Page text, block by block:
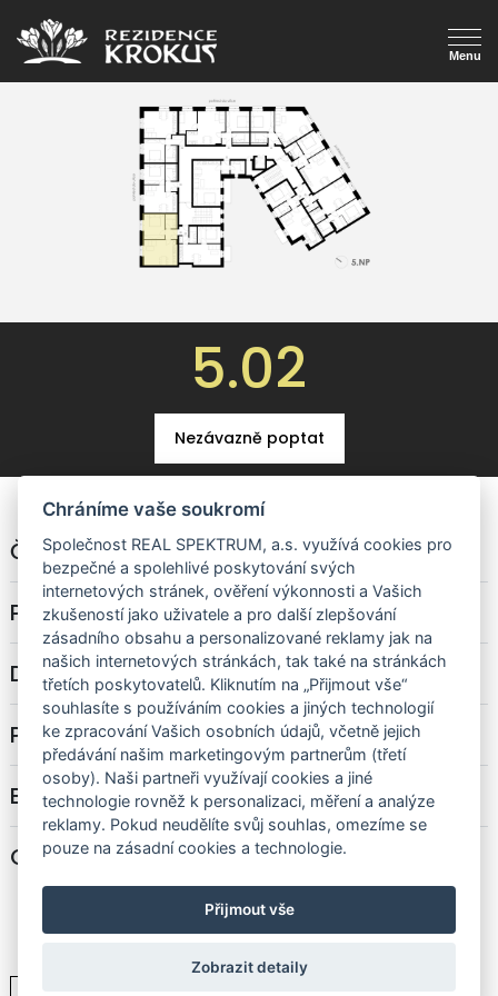
5.02
Nezávazně poptat
Č. bytu
5.02
Podlaží
5. NP
Dispozice
2+kk
Podlahová plocha
43,9 m²
Balkón/terasa
-
Cena
-
Chráníme vaše soukromí
Společnost REAL SPEKTRUM, a.s. využívá cookies pro
bezpečné a spolehlivé poskytování svých
internetových stránek, ověření výkonnosti a Vašich
zkušeností jako uživatele a pro další zlepšování
zásadního obsahu a personalizované reklamy jak na
našich internetových stránkách, tak také na stránkách
třetích poskytovatelů. Kliknutím na „Přijmout vše“
souhlasíte s používáním cookies a jiných technologií
ke zpracování Vašich osobních údajů, včetně jejich
předávání našim marketingovým partnerům (třetí
osoby). Naši partneři využívají cookies a jiné
technologie rovněž k personalizaci, měření a analýze
reklamy. Pokud neudělíte svůj souhlas, omezíme se
pouze na zásadní cookies a technologie.
Přijmout vše
Zobrazit detaily